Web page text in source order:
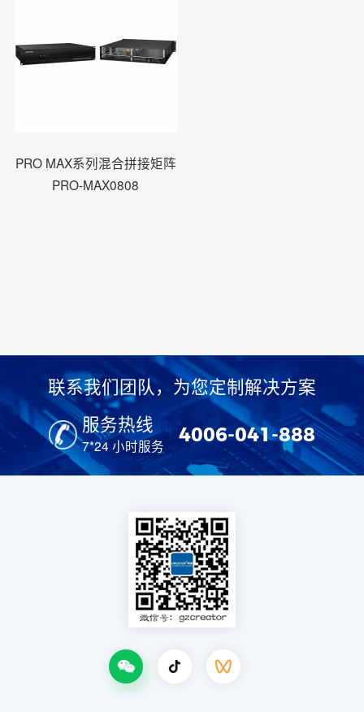
PRO MAX系列混合拼接矩阵
PRO-MAX0808
联系我们团队，为您定制解决方案
服务热线
7*24 小时服务 4006-041-888